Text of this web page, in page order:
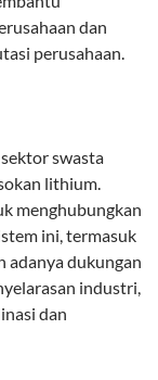
dan
perusahaan.
swasta
lithium.
menghubungkan
ini, termasuk
adanya dukungan
industri,
dan